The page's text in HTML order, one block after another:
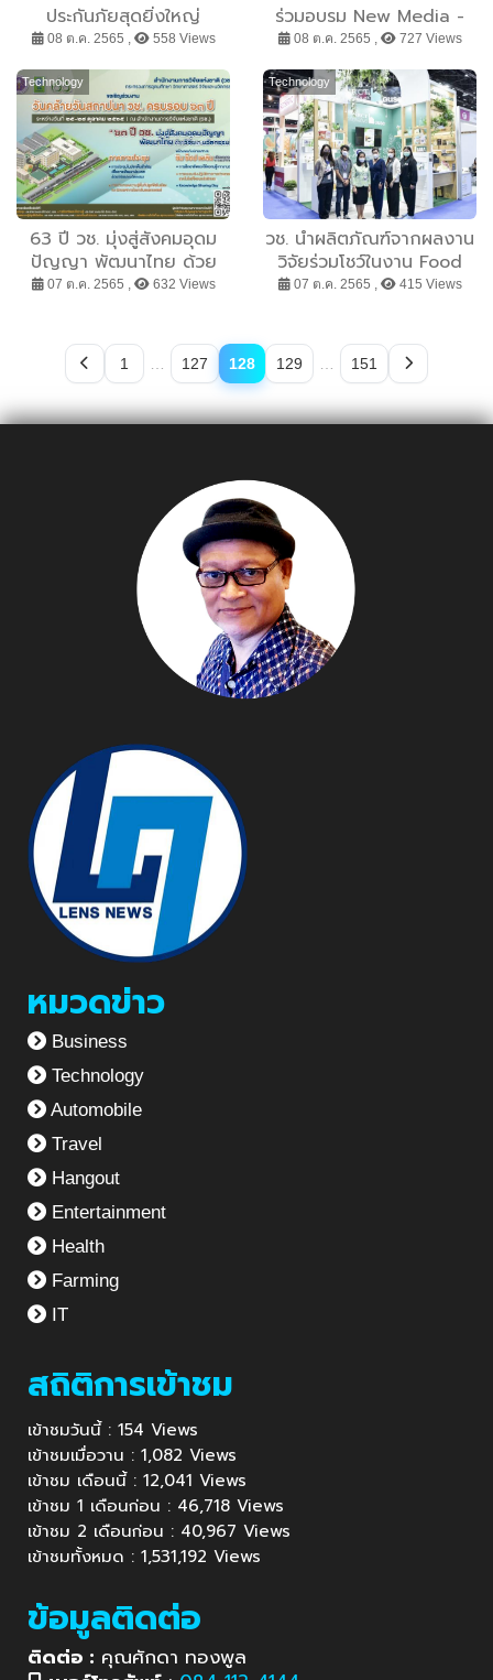
ประกันภัยสุดยิ่งใหญ่
“Thailand InsurTech Fair
2022”
08 ต.ค. 2565 , 558 Views
ร่วมอบรม New Media -
New Gen เรียนรู้การใช้
เครื่องมือวิเคราะห์การเปิดรับ
สื่อ ทักษะใหม่ที่ New Gen
ต้องมี
08 ต.ค. 2565 , 727 Views
Technology
63 ปี วช. มุ่งสู่สังคมอุดม
ปัญญา พัฒนาไทย ด้วย
วิจัยและนวัตกรรม
07 ต.ค. 2565 , 632 Views
Technology
วช. นำผลิตภัณฑ์จากผลงาน
วิจัยร่วมโชว์ในงาน Food
ingredients Asia 2022
07 ต.ค. 2565 , 415 Views
1 127 128 129 151
หมวดข่าว
Business
Technology
Automobile
Travel
Hangout
Entertainment
Health
Farming
IT
สถิติการเข้าชม
เข้าชมวันนี้ : 154 Views
เข้าชมเมื่อวาน : 1,082 Views
เข้าชม เดือนนี้ : 12,041 Views
เข้าชม 1 เดือนก่อน : 46,718 Views
เข้าชม 2 เดือนก่อน : 40,967 Views
เข้าชมทั้งหมด : 1,531,192 Views
ข้อมูลติดต่อ
ติดต่อ : คุณศักดา ทองพูล